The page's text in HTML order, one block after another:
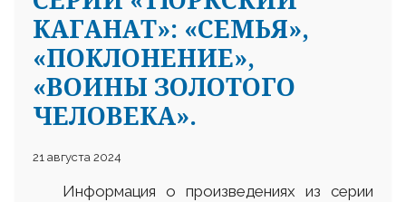
КАГАНАТ»: «СЕМЬЯ»,
«ПОКЛОНЕНИЕ»,
«ВОИНЫ ЗОЛОТОГО
ЧЕЛОВЕКА».
21 августа 2024
Информация о произведениях из серии